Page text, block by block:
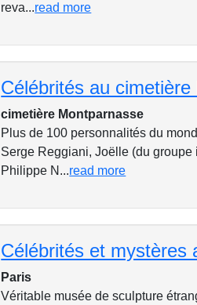
reva...read more
Célébrités au
cimetière Montparnasse
Plus de 100 personnalités du
Serge Reggiani, Joëlle (du groupe
Philippe N...read more
Paris
Véritable musée de sculpture